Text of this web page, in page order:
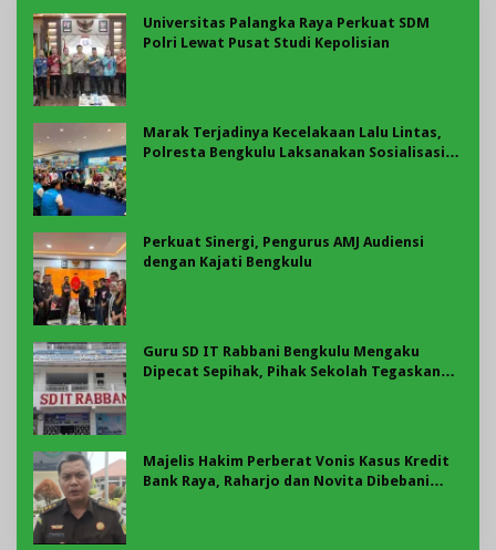
Universitas Palangka Raya Perkuat SDM
Polri Lewat Pusat Studi Kepolisian
Marak Terjadinya Kecelakaan Lalu Lintas,
Polresta Bengkulu Laksanakan Sosialisasi
Perkuat Sinergi, Pengurus AMJ Audiensi
dengan Kajati Bengkulu
Guru SD IT Rabbani Bengkulu Mengaku
Dipecat Sepihak, Pihak Sekolah Tegaskan
Majelis Hakim Perberat Vonis Kasus Kredit
Bank Raya, Raharjo dan Novita Dibebani